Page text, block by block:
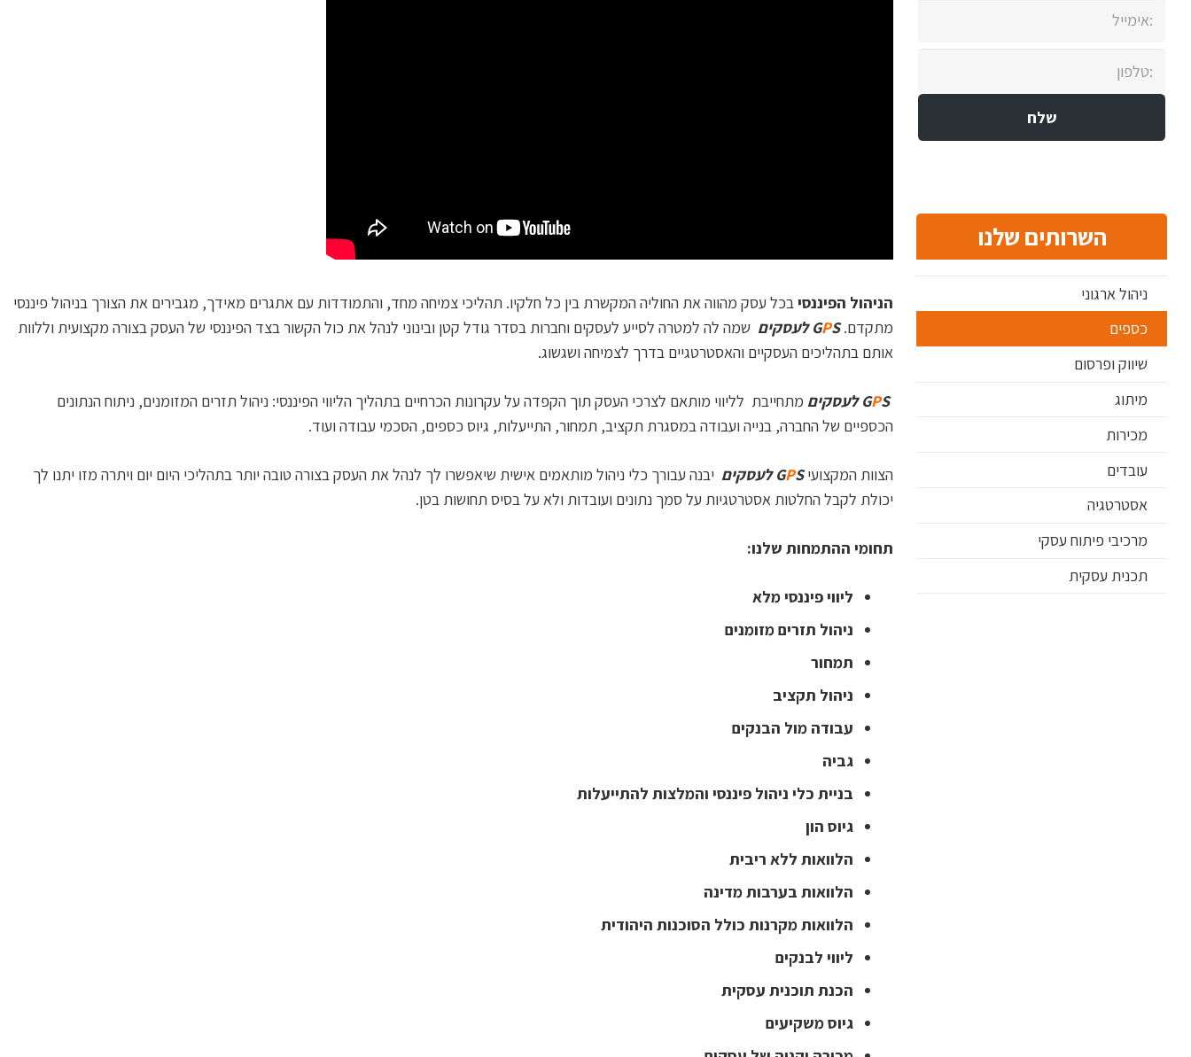
הניהול הפיננסיבכל עסק מהווה את החוליה המקשרת בין כל חלקיו. תהליכי צמיחה מחד, והתמודדות עם אתגרים מאידך, מגבירים את הצורך בניהול פיננסי
מתקדם.
GPS לעסקים
שמה לה למטרה לסייע לעסקים וחברות בסדר גודל קטן ובינוני לנהל את כול הקשור בצד הפיננסי של העסק בצורה מקצועית וללוות
אותם בתהליכים העסקיים והאסטרטגיים בדרך לצמיחה ושגשוג.
GPS לעסקים מתחייבת לליווי מותאם לצרכי העסק תוך הקפדה על עקרונות הכרחיים בתהליך הליווי הפיננסי: ניהול תזרים המזומנים, ניתוח הנתונים
הכספיים של החברה, בנייה ועבודה במסגרת תקציב, תמחור, התייעלות, גיוס כספים, הסכמי עבודה ועוד.
הצוות המקצועי GPS לעסקים יבנה עבורך כלי ניהול מותאמים אישית שיאפשרו לך לנהל את העסק בצורה טובה יותר בתהליכי היום יום ויתרה מזו יתנו לך
יכולת לקבל החלטות אסטרטגיות על סמך נתונים ועובדות ולא על בסיס תחושות בטן.
תחומי ההתמחות שלנו:
ליווי פיננסי מלא
ניהול תזרים מזומנים
תמחור
ניהול תקציב
עבודה מול הבנקים
גביה
בניית כלי ניהול פיננסי והמלצות להתייעלות
גיוס הון
הלוואות ללא ריבית
הלוואות בערבות מדינה
הלוואות מקרנות כולל הסוכנות היהודית
ליווי לבנקים
הכנת תוכנית עסקית
גיוס משקיעים
השרותים שלנו
ניהול ארגוני
כספים
שיווק ופרסום
מיתוג
מכירות
עובדים
אסטרטגיה
מרכיבי פיתוח עסקי
תכנית עסקית